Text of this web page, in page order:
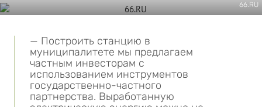
66.RU
— Построить станцию в
муниципалитете мы предлагаем
частным инвесторам с
использованием инструментов
государственно-частного
партнерства. Выработанную